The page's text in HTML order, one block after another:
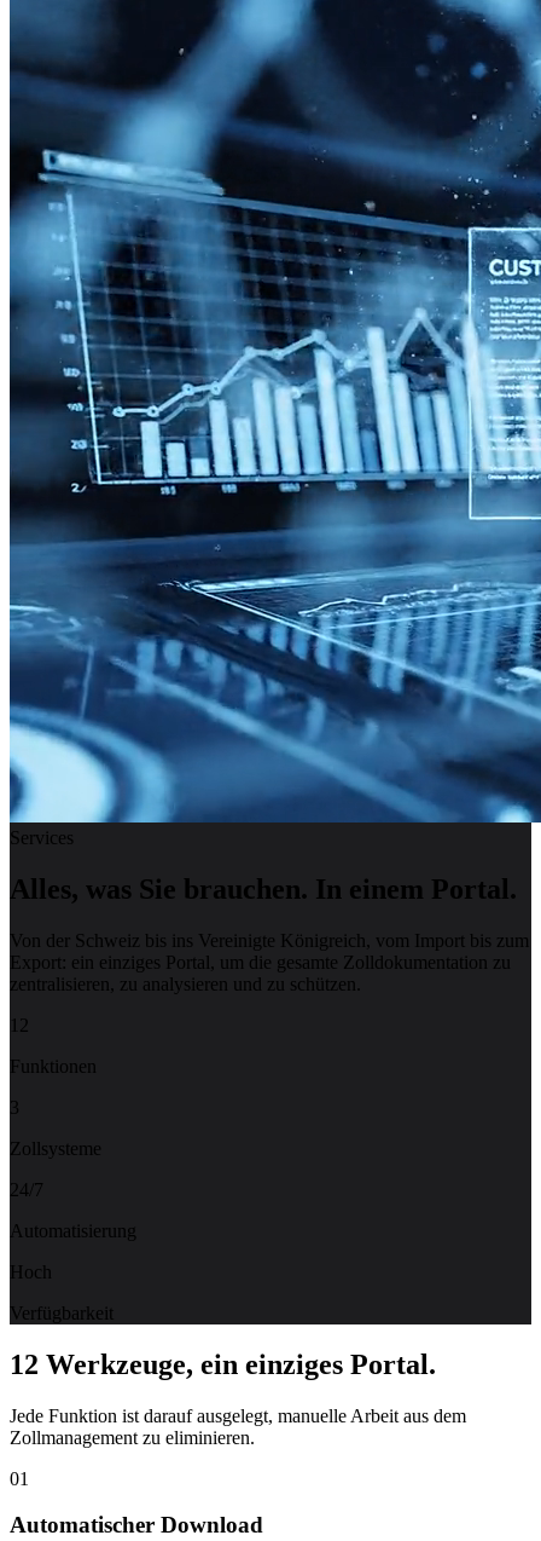
Services
Alles, was Sie brauchen. In einem Portal.
Von der Schweiz bis ins Vereinigte Königreich, vom Import bis zum
Export: ein einziges Portal, um die gesamte Zolldokumentation zu
zentralisieren, zu analysieren und zu schützen.
12
Funktionen
3
Zollsysteme
24/7
Automatisierung
Hoch
Verfügbarkeit
12 Werkzeuge, ein einziges Portal.
Jede Funktion ist darauf ausgelegt, manuelle Arbeit aus dem
Zollmanagement zu eliminieren.
01
Automatischer Download